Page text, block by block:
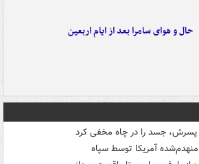
حال و هوای سامرا بعد از ایام اربعین
جسد را در چاه مخفی کرد
منهدم‌شده آمریکا توسط سپاه